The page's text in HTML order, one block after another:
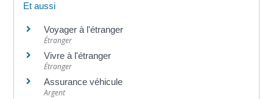
Et aussi
Voyager à l'étranger
Étranger
Vivre à l'étranger
Étranger
Assurance véhicule
Argent